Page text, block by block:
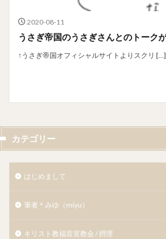
2020-08-11
うさぎ帝国のうさぎさんとのトーク
↑うさぎ帝国オフィシャルサイトよりスクリ […]
カテゴリー
はじめまして
筆者＊みゆ（miyu）
キリスト教福音宣教会 / 摂理